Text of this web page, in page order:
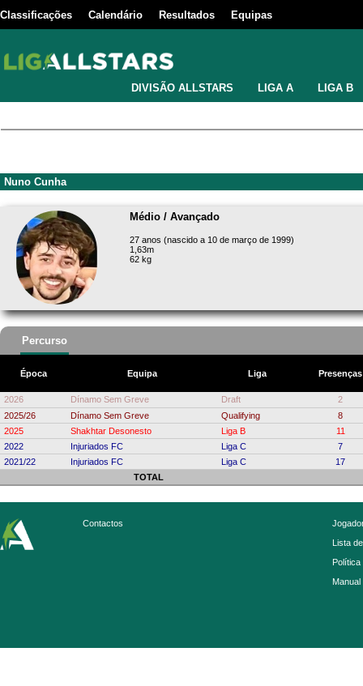
Classificações Calendário Resultados Equipas
DIVISÃO ALLSTARS LIGA A LIGA B
Nuno Cunha
Médio / Avançado
27 anos (nascido a 10 de março de 1999)
1,63m
62 kg
Percurso
Época Equipa Liga Presenças
2026 Dínamo Sem Greve Draft
2
2025/26
Dínamo Sem Greve Qualifying
8
2025
Shakhtar Desonesto Liga B
11
2022
Injuriados FC Liga C
7
2021/22
Injuriados FC Liga C
17
TOTAL
Contactos
Lista
Política